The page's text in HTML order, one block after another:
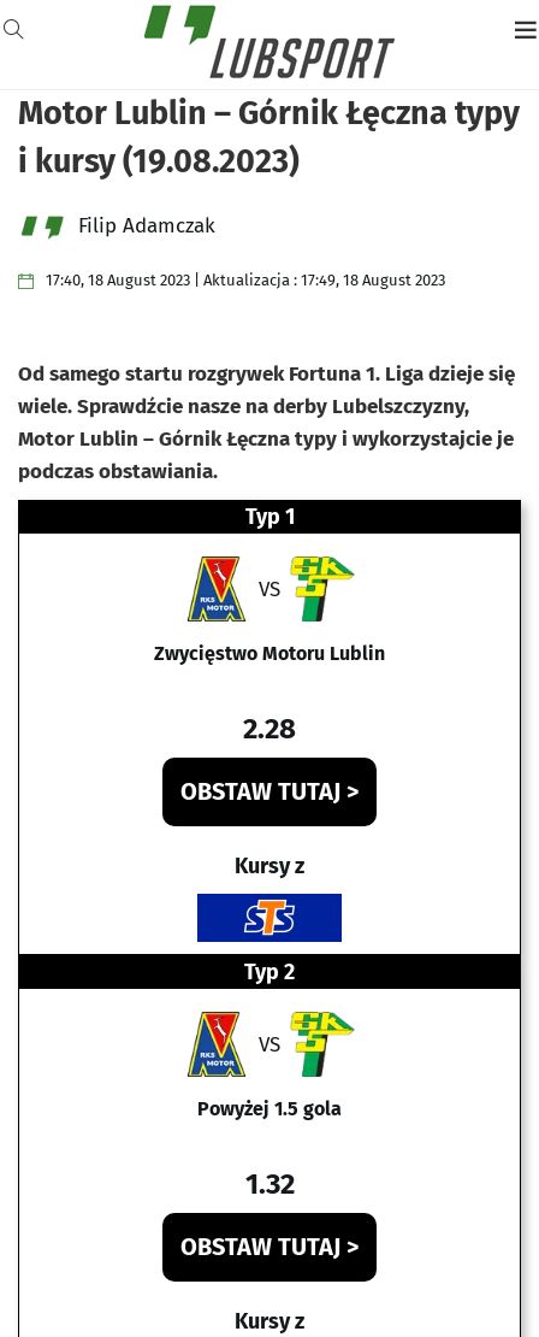
Motor Lublin – Górnik Łęczna typy
i kursy (19.08.2023)
Filip Adamczak
17:40, 18 August 2023 | Aktualizacja : 17:49, 18 August 2023
Od samego startu rozgrywek Fortuna 1. Liga dzieje się
wiele. Sprawdźcie nasze na derby Lubelszczyzny,
Motor Lublin – Górnik Łęczna typy i wykorzystajcie je
podczas obstawiania.
Typ 1
VS
Zwycięstwo Motoru Lublin
2.28
OBSTAW TUTAJ >
Kursy z
Typ 2
VS
Powyżej 1.5 gola
1.32
OBSTAW TUTAJ >
Kursy z